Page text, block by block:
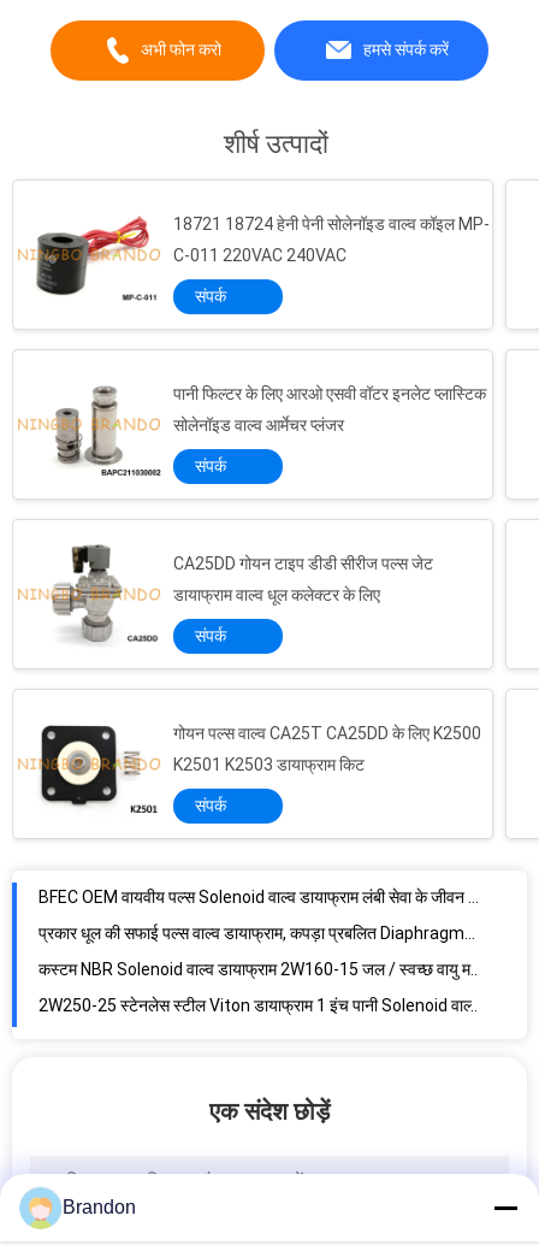
गुणवत्त...
अभी फोन करो हमसे संपर्क करें
शीर्ष उत्पादों
18721 18724 हेनी पेनी सोलेनॉइड वाल्व कॉइल MP-
C-011 220VAC 240VAC
संपर्क
पानी फिल्टर के लिए आरओ एसवी वॉटर इनलेट प्लास्टिक
सोलेनॉइड वाल्व आर्मेचर प्लंजर
संपर्क
CA25DD गोयन टाइप डीडी सीरीज पल्स जेट
डायाफ्राम वाल्व धूल कलेक्टर के लिए
संपर्क
गोयन पल्स वाल्व CA25T CA25DD के लिए K2500
K2501 K2503 डायाफ्राम किट
संपर्क
ऑटो रीसेट एयर कंप्रेसर दबाव स्विच एयर कंडीशनर के लिए एडजस्टेबल
एक संदेश छोड़ें
Brandon